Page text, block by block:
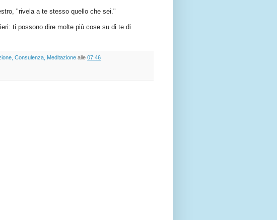
"rivela a te stesso quello che sei."
ti possono dire molte più cose su di te di
Consulenza, Meditazione alle 07:46